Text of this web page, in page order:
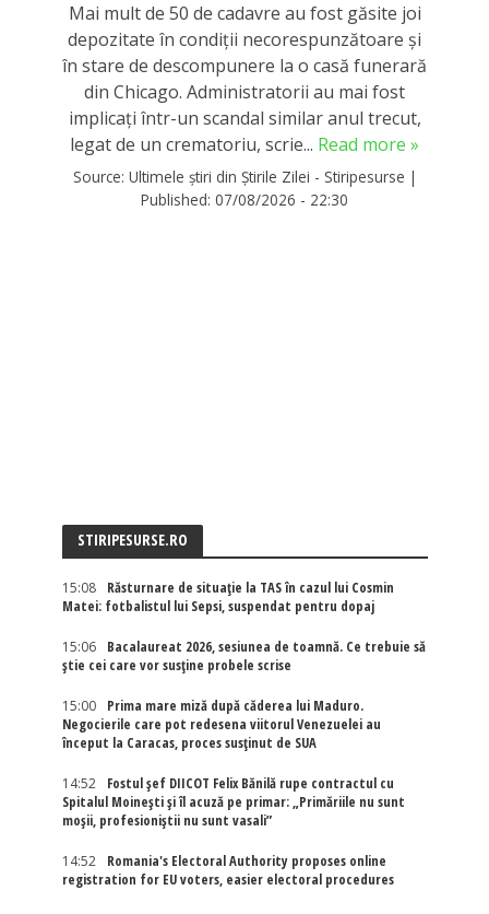
Mai mult de 50 de cadavre au fost găsite joi
depozitate în condiții necorespunzătoare și
în stare de descompunere la o casă funerară
din Chicago. Administratorii au mai fost
implicați într-un scandal similar anul trecut,
legat de un crematoriu, scrie... Read more »
Source: Ultimele știri din Știrile Zilei - Stiripesurse |
Published: 07/08/2026 - 22:30
STIRIPESURSE.RO
15:08
Răsturnare de situație la TAS în cazul lui Cosmin
Matei: fotbalistul lui Sepsi, suspendat pentru dopaj
15:06
Bacalaureat 2026, sesiunea de toamnă. Ce trebuie să
știe cei care vor susține probele scrise
15:00
Prima mare miză după căderea lui Maduro.
Negocierile care pot redesena viitorul Venezuelei au
început la Caracas, proces susținut de SUA
14:52
Fostul șef DIICOT Felix Bănilă rupe contractul cu
Spitalul Moinești și îl acuză pe primar: „Primăriile nu sunt
moșii, profesioniștii nu sunt vasali”
14:52
Romania's Electoral Authority proposes online
registration for EU voters, easier electoral procedures